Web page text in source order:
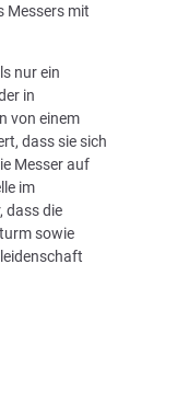
Messers mit
nur ein
in
von einem
dass sie sich
Messer auf
im
dass die
sowie